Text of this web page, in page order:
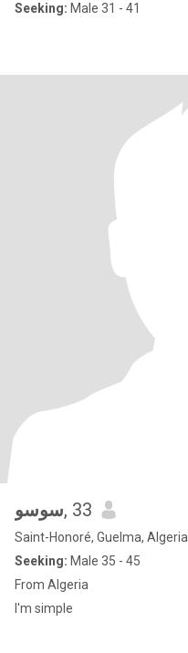
Seeking: Male 31 - 41
سوسو, 33
Saint-Honoré, Guelma, Algeria
Seeking: Male 35 - 45
From Algeria
I'm simple